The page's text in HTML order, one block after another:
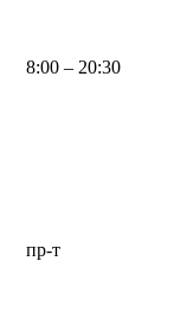
8:00 – 20:30
пр-т